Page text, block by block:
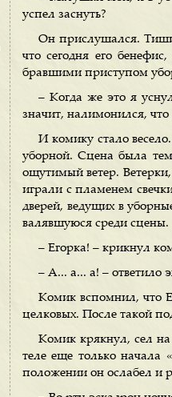
успел заснуть?
Он прислушался.
что сегодня его
бравшими приступом
– Когда же это я
значит, налимонился,
И комику стало
уборной. Сцена была
ощутимый ветер.
играли с пламенем
дверей, ведущих в
валявшуюся среди сцены.
– Егорка! – крикнул
– А... а... а! – ответило
Комик вспомнил, что
целковых. После такой
Комик крякнул, сел на
теле еще только начала
положении он ослабел и